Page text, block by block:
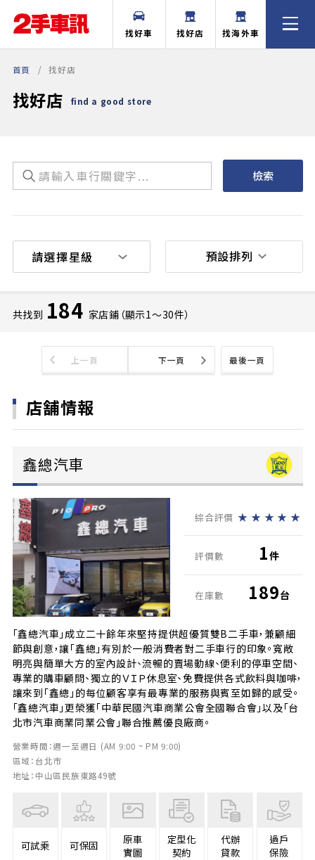
找好車 找好店 找海外車
首頁 找好店
找好店 find a good store
檢索
共找到 184 家店鋪（顯示1〜30件）
最後一頁
上一頁 下一頁
店舗情報
預設排列
鑫總汽車
「鑫總汽車」成立二十餘年來堅持提供超優質雙B二手車，兼顧細
節與創意，讓「鑫總」有別於一般消費者對二手車行的印象。寬敞
明亮與簡單大方的室內設計、流暢的賣場動線、便利的停車空間、
專業的購車顧問、獨立的ＶＩＰ休息室、免費提供各式飲料與咖啡，
讓來到「鑫總」的每位顧客享有最專業的服務與賓至如歸的感受。
「鑫總汽車」更榮獲「中華民國汽車商業公會全國聯合會」以及「台
北市汽車商業同業公會」聯合推薦優良廠商。
營業時間：週一至週日 (AM 9:00 ~ PM 9:00)
區域：台北市
地址：中山區民族東路49號
綜合評價 ★ ★ ★ ★ ★
評價數 1件
在庫數 189台
可試乘 可保固
原車
實圖
定型化
契約
代辦
貸款
過戶
保險